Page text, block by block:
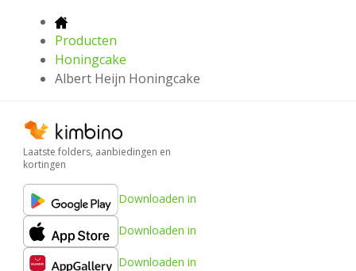
Producten
Honingcake
Albert Heijn Honingcake
Laatste folders, aanbiedingen en
kortingen
Downloaden in
Downloaden in
Downloaden in